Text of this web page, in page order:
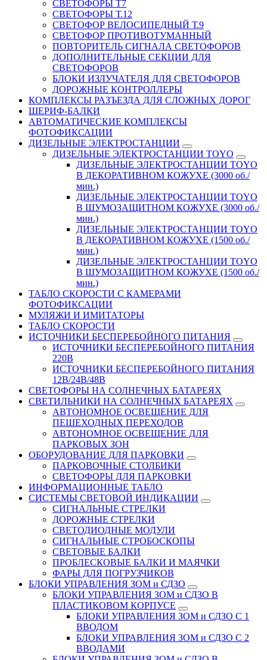
СВЕТОФОРЫ Т7
СВЕТОФОРЫ Т.12
СВЕТОФОР ВЕЛОСИПЕДНЫЙ Т.9
СВЕТОФОР ПРОТИВОТУМАННЫЙ
ПОВТОРИТЕЛЬ СИГНАЛА СВЕТОФОРОВ
ДОПОЛНИТЕЛЬНЫЕ СЕКЦИИ ДЛЯ
СВЕТОФОРОВ
БЛОКИ ИЗЛУЧАТЕЛЯ ДЛЯ СВЕТОФОРОВ
ДОРОЖНЫЕ КОНТРОЛЛЕРЫ
КОМПЛЕКСЫ РАЗЪЕЗДА ДЛЯ СЛОЖНЫХ ДОРОГ
ШЕРИФ-БАЛКИ
АВТОМАТИЧЕСКИЕ КОМПЛЕКСЫ
ФОТОФИКСАЦИИ
ДИЗЕЛЬНЫЕ ЭЛЕКТРОСТАНЦИИ
ДИЗЕЛЬНЫЕ ЭЛЕКТРОСТАНЦИИ TOYO
ДИЗЕЛЬНЫЕ ЭЛЕКТРОСТАНЦИИ TOYO
В ДЕКОРАТИВНОМ КОЖУХЕ (3000 об./
мин.)
ДИЗЕЛЬНЫЕ ЭЛЕКТРОСТАНЦИИ TOYO
В ШУМОЗАЩИТНОМ КОЖУХЕ (3000 об./
мин.)
ДИЗЕЛЬНЫЕ ЭЛЕКТРОСТАНЦИИ TOYO
В ДЕКОРАТИВНОМ КОЖУХЕ (1500 об./
мин.)
ДИЗЕЛЬНЫЕ ЭЛЕКТРОСТАНЦИИ TOYO
В ШУМОЗАЩИТНОМ КОЖУХЕ (1500 об./
мин.)
ТАБЛО СКОРОСТИ С КАМЕРАМИ
ФОТОФИКСАЦИИ
МУЛЯЖИ И ИМИТАТОРЫ
ТАБЛО СКОРОСТИ
ИСТОЧНИКИ БЕСПЕРЕБОЙНОГО ПИТАНИЯ
ИСТОЧНИКИ БЕСПЕРЕБОЙНОГО ПИТАНИЯ
220В
ИСТОЧНИКИ БЕСПЕРЕБОЙНОГО ПИТАНИЯ
12В/24В/48В
СВЕТОФОРЫ НА СОЛНЕЧНЫХ БАТАРЕЯХ
СВЕТИЛЬНИКИ НА СОЛНЕЧНЫХ БАТАРЕЯХ
АВТОНОМНОЕ ОСВЕЩЕНИЕ ДЛЯ
ПЕШЕХОДНЫХ ПЕРЕХОДОВ
АВТОНОМНОЕ ОСВЕЩЕНИЕ ДЛЯ
ПАРКОВЫХ ЗОН
ОБОРУДОВАНИЕ ДЛЯ ПАРКОВКИ
ПАРКОВОЧНЫЕ СТОЛБИКИ
СВЕТОФОРЫ ДЛЯ ПАРКОВКИ
ИНФОРМАЦИОННЫЕ ТАБЛО
CИСТЕМЫ СВЕТОВОЙ ИНДИКАЦИИ
СИГНАЛЬНЫЕ СТРЕЛКИ
ДОРОЖНЫЕ СТРЕЛКИ
СВЕТОДИОДНЫЕ МОДУЛИ
СИГНАЛЬНЫЕ СТРОБОСКОПЫ
СВЕТОВЫЕ БАЛКИ
ПРОБЛЕСКОВЫЕ БАЛКИ И МАЯЧКИ
ФАРЫ ДЛЯ ПОГРУЗЧИКОВ
БЛОКИ УПРАВЛЕНИЯ ЗОМ и СДЗО
БЛОКИ УПРАВЛЕНИЯ ЗОМ и СДЗО В
ПЛАСТИКОВОМ КОРПУСЕ
БЛОКИ УПРАВЛЕНИЯ ЗОМ и СДЗО С 1
ВВОДОМ
БЛОКИ УПРАВЛЕНИЯ ЗОМ и СДЗО С 2
ВВОДАМИ